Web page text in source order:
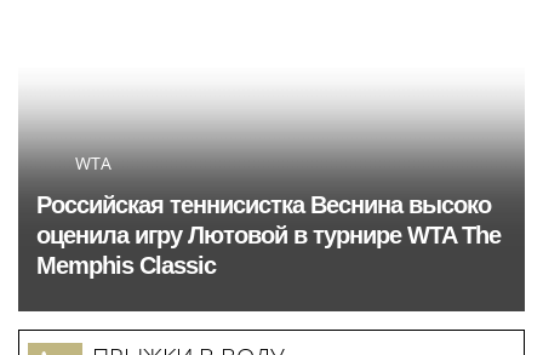
WTA
Российская теннисистка Веснина высоко
оценила игру Лютовой в турнире WTA The
Memphis Classic